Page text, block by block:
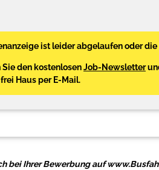
ist leider abgelaufen oder
Sie den kostenlosenJob-Newsletter
Haus per E-Mail.
bei Ihrer Bewerbung auf